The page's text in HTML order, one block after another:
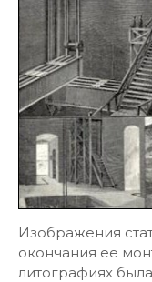
Изображения
окончания ее
литографиях